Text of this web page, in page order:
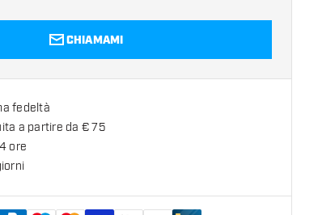
CHIAMAMI
fedeltà
a partire da € 75
ore